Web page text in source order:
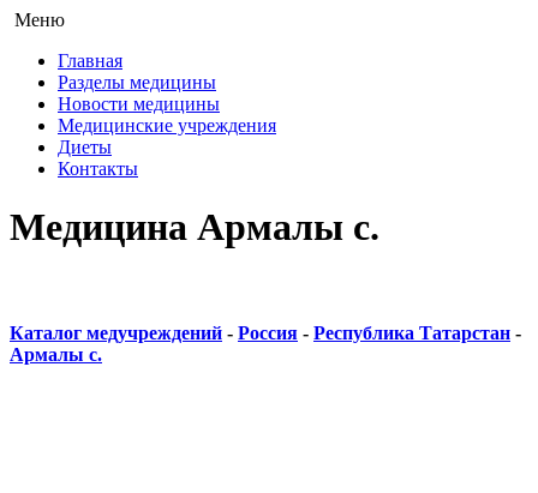
Меню
Главная
Разделы медицины
Новости медицины
Медицинские учреждения
Диеты
Контакты
Медицина Армалы с.
Каталог медучреждений - Россия - Республика Татарстан -
Армалы с.